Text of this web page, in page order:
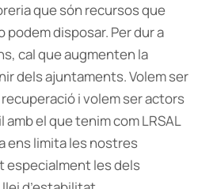
que són recursos que
podem disposar. Per dur a
cal que augmenten la
dels ajuntaments. Volem ser
i volem ser actors
el que tenim com LRSAL
ens limita les nostres
especialment les dels